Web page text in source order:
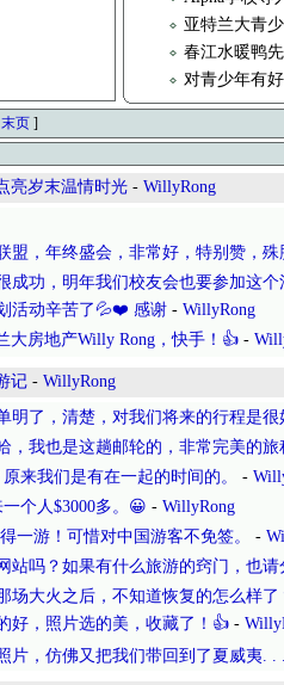
亚特兰大青
春江水暖鸭
对青少年有
末页 ]
亮岁末温情时光 - WillyRong
盟，年终盛会，非常好，特别赞，
成功，明年我们校友会也要参加这个
活动辛苦了💦❤️ 感谢 - WillyRong
大房地产Willy Rong，快手！👍 -
记 - WillyRong
明了，清楚，对我们将来的行程是很
，我也是这趟邮轮的，非常完美的旅
来我们是有在一起的时间的。
-
个人$3000多。😀 - WillyRong
一游！可惜对中国游客不免签。
-
站吗？如果有什么旅游的窍门，也请
场大火之后，不知道恢复的怎么样了
好，照片选的美，收藏了！👍 -
片，仿佛又把我们带回到了夏威夷. .